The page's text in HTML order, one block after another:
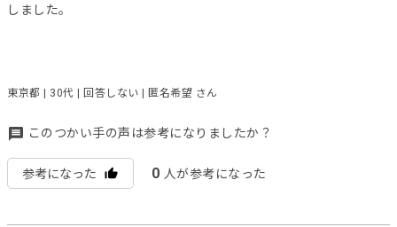
しました。
東京都 | 30代 | 回答しない | 匿名希望 さん
このつかい手の声は参考になりましたか？
参考になった 0 人が参考になった